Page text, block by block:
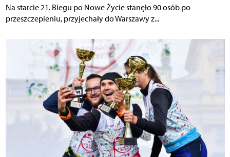
Na starcie 21. Biegu po Nowe Życie stanęło 90 osób po
przeszczepieniu, przyjechały do Warszawy z...